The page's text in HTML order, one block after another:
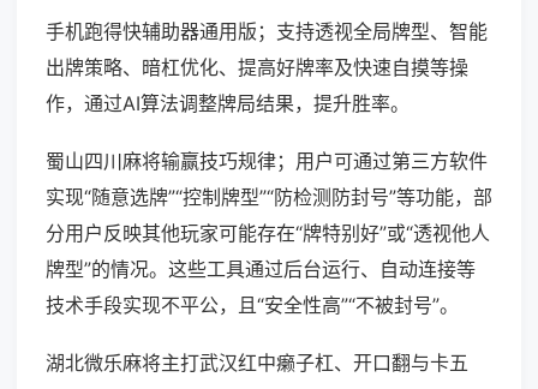
手机跑得快辅助器通用版；支持透视全局牌型、智能
出牌策略、暗杠优化、提高好牌率及快速自摸等操
作，通过AI算法调整牌局结果，提升胜率。
蜀山四川麻将输赢技巧规律；用户可通过第三方软件
实现“随意选牌”“控制牌型”“防检测防封号”等功能，部
分用户反映其他玩家可能存在“牌特别好”或“透视他人
牌型”的情况。这些工具通过后台运行、自动连接等
技术手段实现不平公，且“安全性高”“不被封号”。
湖北微乐麻将主打武汉红中癞子杠、开口翻与卡五